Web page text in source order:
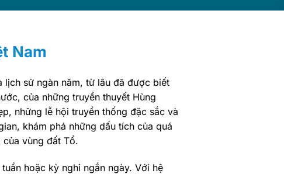
Nam
lịch sử ngàn năm, từ lâu đã được biết
của những truyền thuyết Hùng
những lễ hội truyền thống đặc sắc và
khám phá những dấu tích của quá
vùng đất Tổ.
hoặc kỳ nghỉ ngắn ngày. Với hệ